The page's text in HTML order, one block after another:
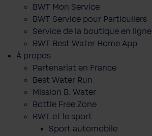
BWT Mon Service
BWT Service pour Particuliers
Service de la boutique en ligne
BWT Best Water Home App
À propos
Partenariat en France
Best Water Run
Mission B. Water
Bottle Free Zone
BWT et le sport
Sport automobile